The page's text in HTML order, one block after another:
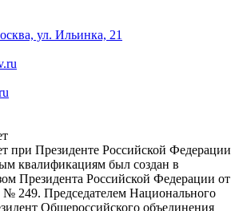
ул. Ильинка, 21
при Президенте Российской Федерации
квалификациям был создан в
Президента Российской Федерации от
№ 249. Председателем Национального
Общероссийского объединения